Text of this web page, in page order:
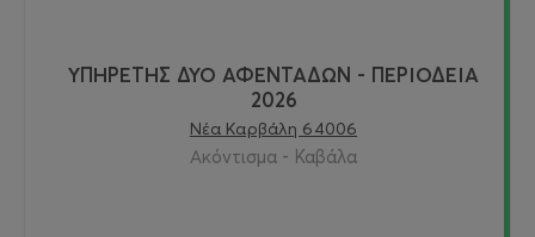
ΥΠΗΡΕΤΗΣ ΔΥΟ ΑΦΕΝΤΑΔΩΝ - ΠΕΡΙΟΔΕΙΑ
2026
Νέα Καρβάλη 64006
Ακόντισμα - Καβάλα